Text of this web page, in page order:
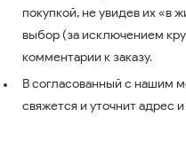
покупкой, не увидев их «в
выбор (за исключением
комментарии к заказу.
В согласованный с нашим
свяжется и уточнит адрес